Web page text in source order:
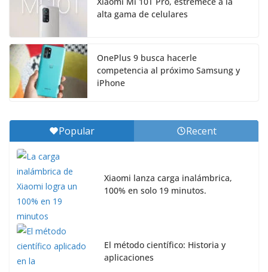
alta gama de celulares
OnePlus 9 busca hacerle
competencia al próximo Samsung y
iPhone
Popular Recent
Xiaomi lanza carga inalámbrica,
100% en solo 19 minutos.
El método científico: Historia y
aplicaciones